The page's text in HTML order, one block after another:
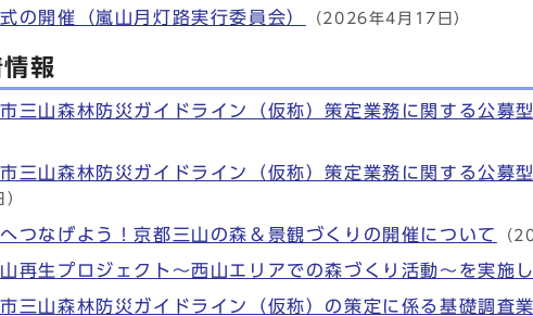
の開催（嵐山月灯路実行委員会） （2026年4月17日）
報
三山森林防災ガイドライン（仮称）策定業務に関する公募
三山森林防災ガイドライン（仮称）策定業務に関する公募
つなげよう！京都三山の森＆景観づくりの開催について
（
再生プロジェクト～西山エリアでの森づくり活動～を実施
三山森林防災ガイドライン（仮称）の策定に係る基礎調査